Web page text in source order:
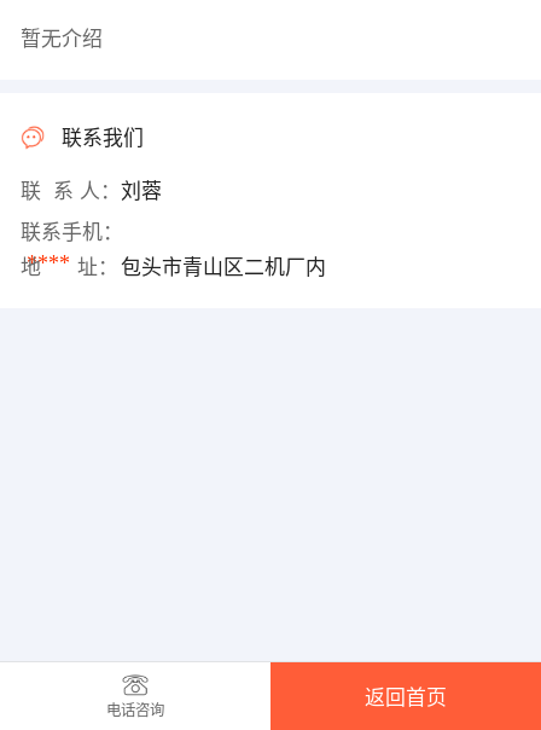
暂无介绍
联系我们
联 系 人： 刘蓉
联系手机：
****
地 址： 包头市青山区二机厂内
电话咨询
返回首页